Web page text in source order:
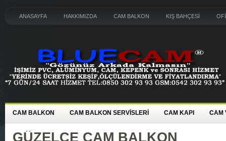
ANASAYFA HAKKIMIZDA CAM BALKON KIŞ BAHÇESİ
CAM BALKON CAM BALKON SERVİSLERİ CAM KAPI CAM
GÜZELCE CAM BALKON